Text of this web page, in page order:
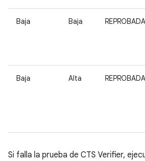
Baja Baja REPROBADA
Baja Alta REPROBADA
Si falla la prueba de CTS Verifier,